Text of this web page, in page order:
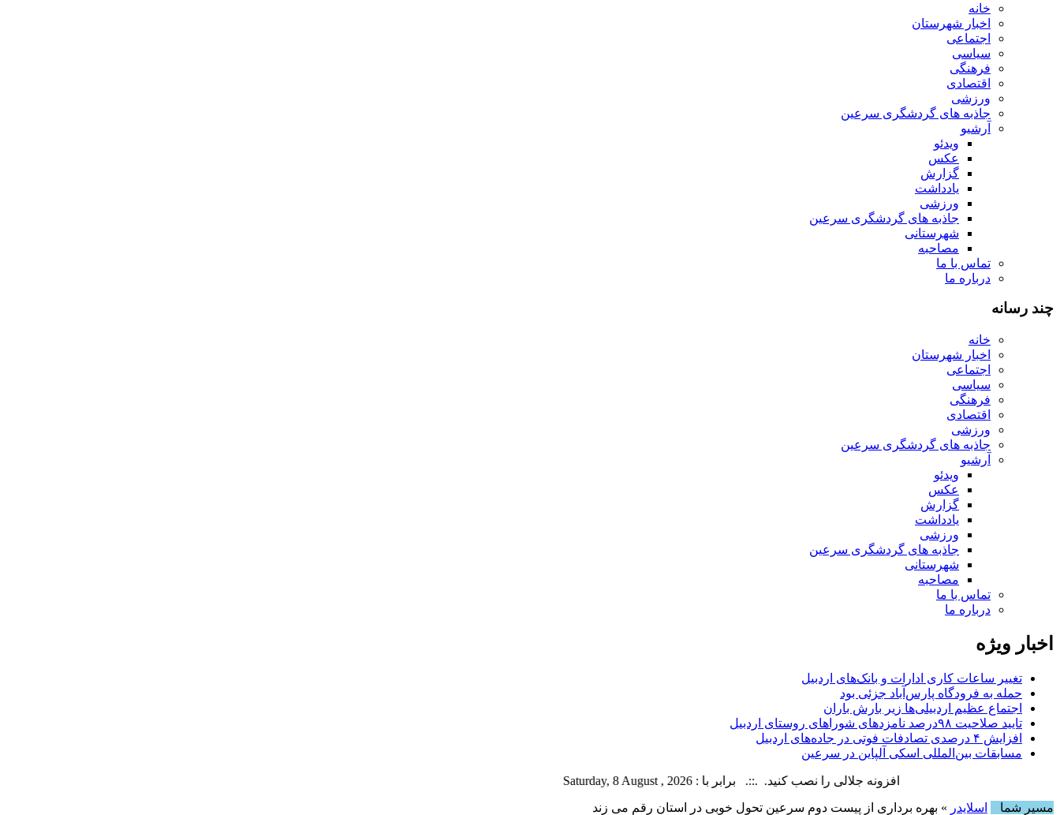
خانه
اخبار شهرستان
اجتماعی
سیاسی
فرهنگی
اقتصادی
ورزشی
جاذبه های گردشگری سرعین
آرشیو
ویدئو
عکس
گزارش
یادداشت
ورزشی
جاذبه های گردشگری سرعین
شهرستانی
مصاحبه
تماس با ما
درباره ما
چند رسانه
خانه
اخبار شهرستان
اجتماعی
سیاسی
فرهنگی
اقتصادی
ورزشی
جاذبه های گردشگری سرعین
آرشیو
ویدئو
عکس
گزارش
یادداشت
ورزشی
جاذبه های گردشگری سرعین
شهرستانی
مصاحبه
تماس با ما
درباره ما
اخبار ویژه
تغییر ساعات کاری ادارات و بانک‌های اردبیل
حمله به فرودگاه پارس‌‌آباد جزئی بود
اجتماع عظیم اردبیلی‌ها زیر بارش باران
تایید صلاحیت ۹۸درصد نامزدهای شوراهای روستای اردبیل
افزایش ۴ درصدی تصادفات فوتی در جاده‌های اردبیل
مسابقات بین‌المللی اسکی آلپاین در سرعین
افزونه جلالی را نصب کنید. .::. برابر با : Saturday, 8 August , 2026
مسیر شما
اسلایدر » بهره برداری از پیست دوم سرعین تحول خوبی در استان رقم می زند